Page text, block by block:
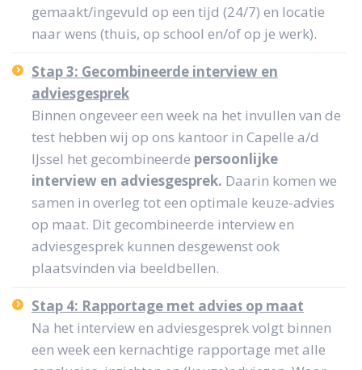
gemaakt/ingevuld op een tijd (24/7) en locatie
naar wens (thuis, op school en/of op je werk).
Stap 3: Gecombineerde interview en
adviesgesprek
Binnen ongeveer een week na het invullen van de
test hebben wij op ons kantoor in Capelle a/d
IJssel het gecombineerde persoonlijke
interview en adviesgesprek. Daarin komen we
samen in overleg tot een optimale keuze-advies
op maat. Dit gecombineerde interview en
adviesgesprek kunnen desgewenst ook
plaatsvinden via beeldbellen.
Stap 4: Rapportage met advies op maat
Na het interview en adviesgesprek volgt binnen
een week een kernachtige rapportage met alle